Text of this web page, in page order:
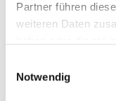
Partner führen
weiteren Daten
Notwendig
DIE SERIE HÄLT
FRANKENDERBY
Spieltag der
und hart